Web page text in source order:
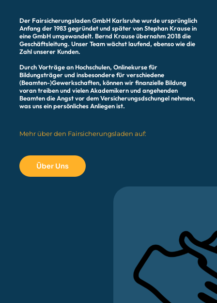
Der Fairsicherungsladen GmbH Karlsruhe wurde ursprünglich
Anfang der 1983 gegründet und später von Stephan Krause in
eine GmbH umgewandelt. Bernd Krause übernahm 2018 die
Geschäftsleitung. Unser Team wächst laufend, ebenso wie die
Zahl unserer Kunden.
Durch Vorträge an Hochschulen, Onlinekurse für
Bildungsträger und insbesondere für verschiedene
(Beamten-)Gewerkschaften, können wir finanzielle Bildung
voran treiben und vielen Akademikern und angehenden
Beamten die Angst vor dem Versicherungsdschungel nehmen,
was uns ein persönliches Anliegen ist.
Mehr über den Fairsicherungsladen auf:
Über Uns